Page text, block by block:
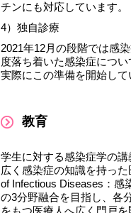
チンにも対応しています。
4）独自診療
2021年12月の段階では感
度落ち着いた感染症につ
実際にこの準備を開始して
教育
学生に対する感染症学の
広く感染症の知識を持っ
of Infectious Diseases：感
の3分野融合を目指し、各